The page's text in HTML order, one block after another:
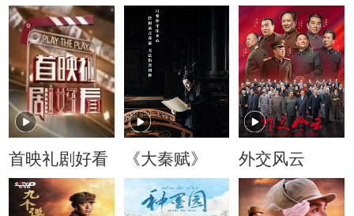
首映礼剧好看 《大秦赋》 外交风云